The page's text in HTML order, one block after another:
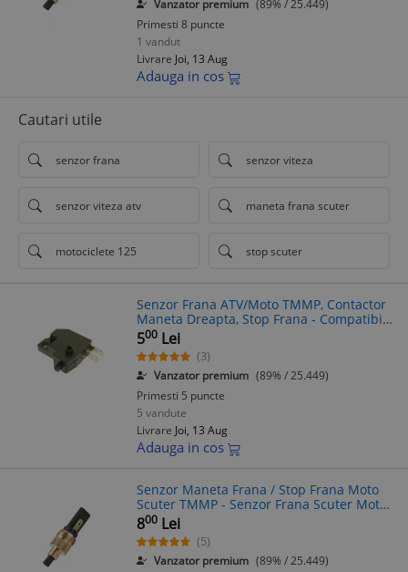
Vanzator premium (89% / 25.449)
Primesti 8 puncte
1 vandut
Livrare Joi, 13 Aug
Adauga in cos
Cautari utile
senzor frana senzor viteza
senzor viteza atv maneta frana scuter
motociclete 125 stop scuter
Senzor Frana ATV/Moto TMMP, Contactor
Maneta Dreapta, Stop Frana - Compatibil
Linhai, GY6
500 Lei
(3)
Vanzator premium (89% / 25.449)
Primesti 5 puncte
5 vandute
Livrare Joi, 13 Aug
Adauga in cos
Senzor Maneta Frana / Stop Frana Moto
Scuter TMMP - Senzor Frana Scuter Moto,
Stop Frana Moto Scuter
800 Lei
(5)
Vanzator premium (89% / 25.449)